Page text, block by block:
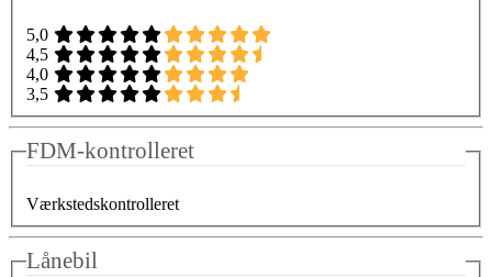
5,0
4,5
4,0
3,5
FDM-kontrolleret
Værkstedskontrolleret
Lånebil